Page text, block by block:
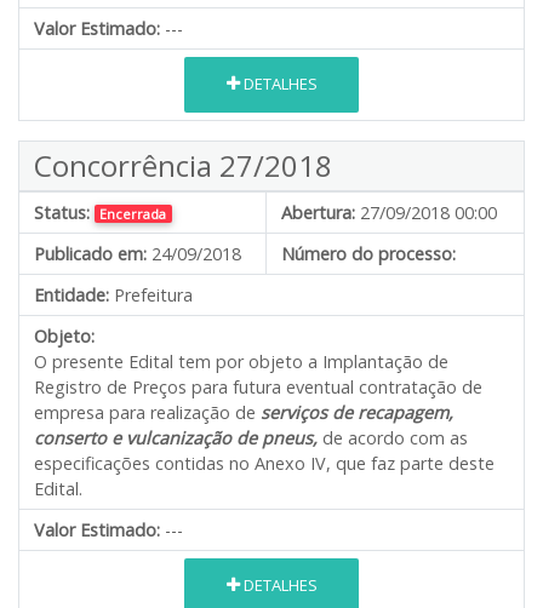
Valor Estimado: ---
DETALHES
Concorrência 27/2018
Status: Encerrada Abertura: 27/09/2018 00:00
Publicado em: 24/09/2018
Número do processo:
Entidade: Prefeitura
Objeto:
O presente Edital tem por objeto a Implantação de
Registro de Preços para futura eventual contratação de
empresa para realização de serviços de recapagem,
conserto e vulcanização de pneus, de acordo com as
especificações contidas no Anexo IV, que faz parte deste
Edital.
Valor Estimado: ---
DETALHES